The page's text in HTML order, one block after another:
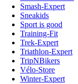
Smash-Expert
Sneakids
Sport is good
Training-Fit
Trek-Expert
Triathlon-Expert
TripNBikers
Vélo-Store
Winter-Expert